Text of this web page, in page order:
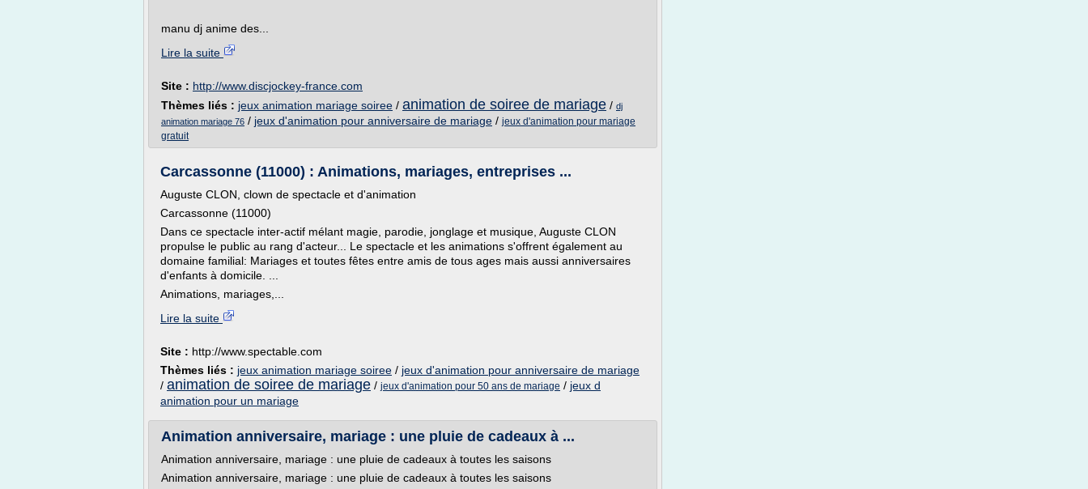
manu dj anime des...
Lire la suite
Site : http://www.discjockey-france.com
Thèmes liés : jeux animation mariage soiree / animation de soiree de mariage / dj
animation mariage 76 / jeux d'animation pour anniversaire de mariage / jeux d'animation pour mariage
gratuit
Carcassonne (11000) : Animations, mariages, entreprises ...
Auguste CLON, clown de spectacle et d'animation
Carcassonne (11000)
Dans ce spectacle inter-actif mélant magie, parodie, jonglage et musique, Auguste CLON
propulse le public au rang d'acteur... Le spectacle et les animations s'offrent également au
domaine familial: Mariages et toutes fêtes entre amis de tous ages mais aussi anniversaires
d'enfants à domicile. ...
Animations, mariages,...
Lire la suite
Site : http://www.spectable.com
Thèmes liés : jeux animation mariage soiree / jeux d'animation pour anniversaire de mariage
/ animation de soiree de mariage / jeux d'animation pour 50 ans de mariage / jeux d
animation pour un mariage
Animation anniversaire, mariage : une pluie de cadeaux à ...
Animation anniversaire, mariage : une pluie de cadeaux à toutes les saisons
Animation anniversaire, mariage : une pluie de cadeaux à toutes les saisons